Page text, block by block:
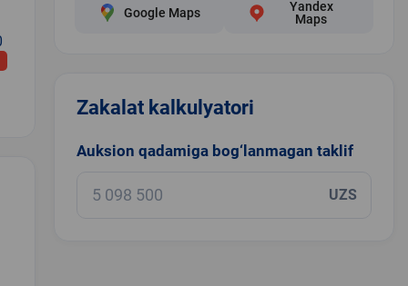
Google Maps
Yandex
Maps
Zakalat kalkulyatori
Auksion qadamiga bog‘lanmagan taklif
UZS